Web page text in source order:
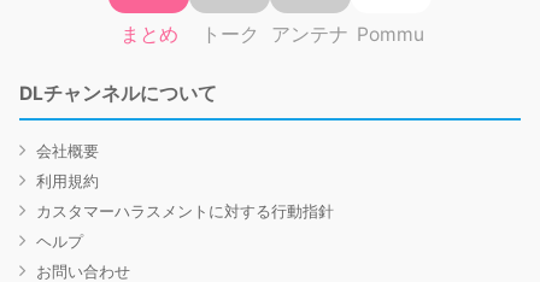
まとめ トーク アンテナ Pommu
DLチャンネルについて
会社概要
利用規約
カスタマーハラスメントに対する行動指針
ヘルプ
お問い合わせ